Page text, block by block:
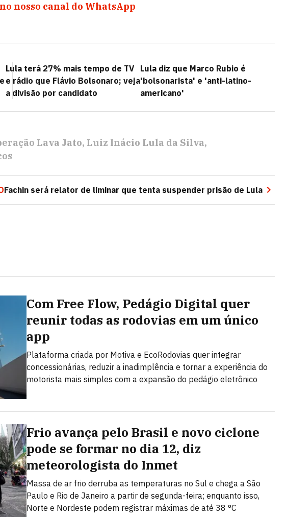
nosso canal do WhatsApp
Lula terá 27% mais tempo de TV
e rádio que Flávio Bolsonaro; veja
a divisão por candidato
Lula diz que Marco Rubio é
'bolsonarista' e 'anti-latino-
americano'
Lava Jato Luiz Inácio Lula da Silva
Fachin será relator de liminar que tenta suspender prisão de Lula
Com Free Flow, Pedágio Digital quer
reunir todas as rodovias em um único
app
Plataforma criada por Motiva e EcoRodovias quer integrar
concessionárias, reduzir a inadimplência e tornar a experiência do
motorista mais simples com a expansão do pedágio eletrônico
Frio avança pelo Brasil e novo ciclone
pode se formar no dia 12, diz
meteorologista do Inmet
Massa de ar frio derruba as temperaturas no Sul e chega a São
Paulo e Rio de Janeiro a partir de segunda-feira; enquanto isso,
Norte e Nordeste podem registrar máximas de até 38 °C